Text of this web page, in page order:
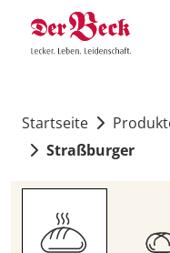
Startseite
Straßburger